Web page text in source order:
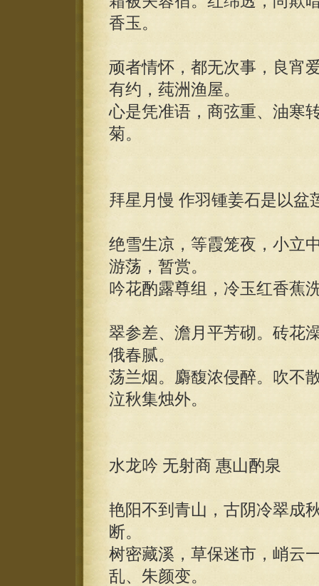
香玉。
顽者情怀，都无次事，良宵
有约，莼洲渔屋。
心是凭准语，商弦重、油寒
菊。
拜星月慢 作羽锺姜石是以盆
绝雪生凉，等霞笼夜，小立
游荡，暂赏。
吟花酌露尊组，冷玉红香蕉
翠参差、澹月平芳砌。砖花
俄春腻。
荡兰烟。麝馥浓侵醉。吹不
泣秋集烛外。
水龙吟 无射商 惠山酌泉
艳阳不到青山，古阴冷翠成
断。
树密藏溪，草保迷市，峭云
乱、朱颜变。